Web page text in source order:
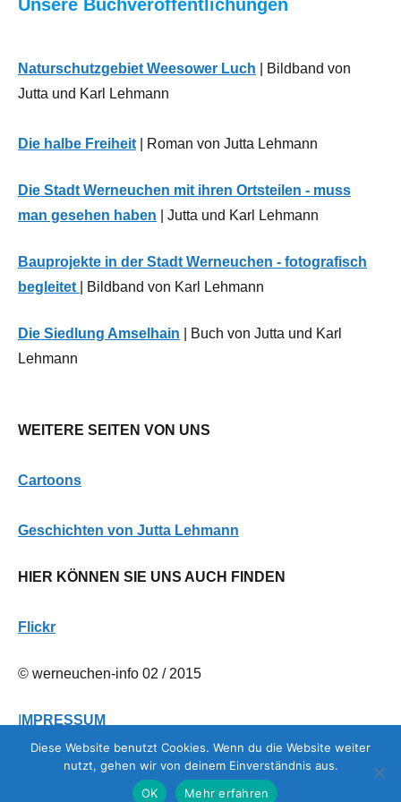
Vereine
Werneuchen
Kunst
aus
der
Unsere Buchveröffentlichungen
Naturschutzgebiet Weesower Luch | Bildband von
Jutta und Karl Lehmann
Die halbe Freiheit | Roman von Jutta Lehmann
Die Stadt Werneuchen mit ihren Ortsteilen - muss
man gesehen haben | Jutta und Karl Lehmann
Bauprojekte in der Stadt Werneuchen - fotografisch
begleitet
| Bildband von Karl Lehmann
Die Siedlung Amselhain | Buch von Jutta und Karl
Lehmann
WEITERE SEITEN VON UNS
Cartoons
Geschichten von Jutta Lehmann
HIER KÖNNEN SIE UNS AUCH FINDEN
Flickr
© werneuchen-info 02 / 2015
MPRESSUM
DATENSCHUTZERKLÄRUNG
Diese Website benutzt Cookies. Wenn du die Website weiter
nutzt, gehen wir von deinem Einverständnis aus.
OK
Mehr erfahren